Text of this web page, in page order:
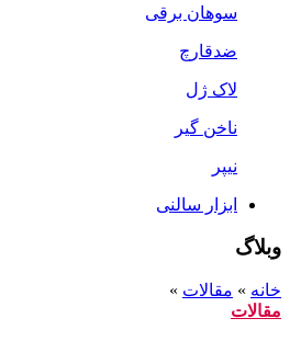
سوهان برقی
ضدقارچ
لاک ژل
ناخن گیر
نیپر
ابزار سالنی
وبلاگ
خانه » مقالات »
مقالات